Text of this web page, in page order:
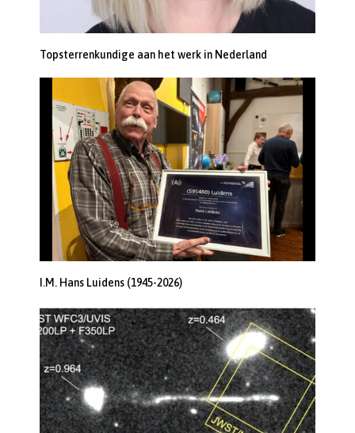
Topsterrenkundige aan het werk in Nederland
I.M. Hans Luidens (1945-2026)